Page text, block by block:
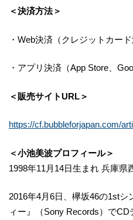
＜決済方法＞
・Web決済（クレジットカー
・アプリ決済（App Store、
＜販売サイトURL＞
https://cf.bubbleforjapan.com/
＜小池美波プロフィール＞
1998年11月14日生まれ 兵庫
2016年4月6日、欅坂46の1st
ィー』（Sony Records）でCD